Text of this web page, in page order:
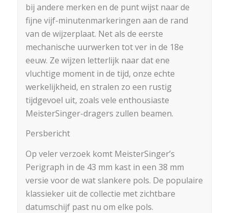
bij andere merken en de punt wijst naar de
fijne vijf-minutenmarkeringen aan de rand
van de wijzerplaat. Net als de eerste
mechanische uurwerken tot ver in de 18e
eeuw. Ze wijzen letterlijk naar dat ene
vluchtige moment in de tijd, onze echte
werkelijkheid, en stralen zo een rustig
tijdgevoel uit, zoals vele enthousiaste
MeisterSinger-dragers zullen beamen.
Persbericht
Op veler verzoek komt MeisterSinger’s
Perigraph in de 43 mm kast in een 38 mm
versie voor de wat slankere pols. De populaire
klassieker uit de collectie met zichtbare
datumschijf past nu om elke pols.